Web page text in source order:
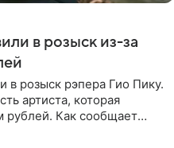
в розыск из-за
в розыск рэпера Гио Пику.
артиста, которая
рублей. Как сообщает